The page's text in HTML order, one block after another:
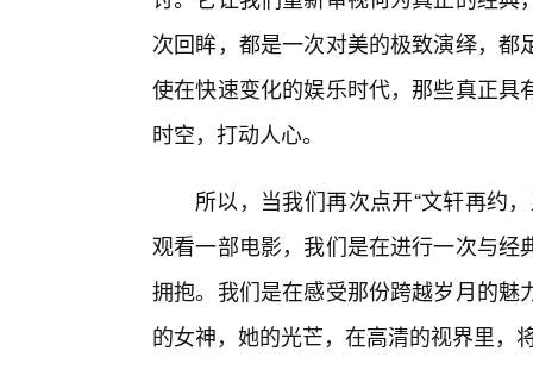
次回眸，都是一次对美的极致演绎，
使在快速变化的娱乐时代，那些真正
时空，打动人心。
所以，当我们再次点开“文轩再约
观看一部电影，我们是在进行一次与
拥抱。我们是在感受那份跨越岁月的
的女神，她的光芒，在高清的视界里，